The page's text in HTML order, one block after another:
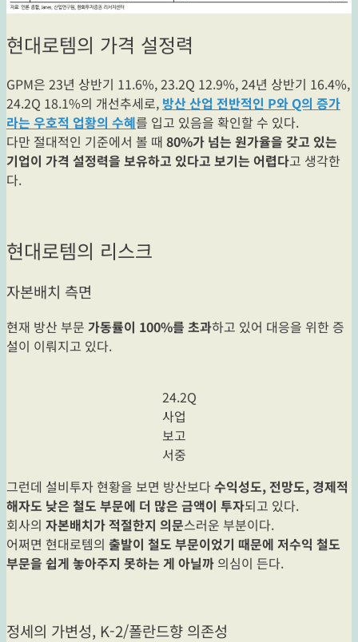
현대로템의 가격 설정력
GPM은 23년 상반기 11.6%, 23.2Q 12.9%, 24년 상반기 16.4%,
24.2Q 18.1%의 개선추세로, 방산 산업 전반적인 P와 Q의 증가
라는 우호적 업황의 수혜를 입고 있음을 확인할 수 있다.
다만 절대적인 기준에서 볼 때 80%가 넘는 원가율을 갖고 있는
기업이 가격 설정력을 보유하고 있다고 보기는 어렵다고 생각한
다.
현대로템의 리스크
자본배치 측면
현재 방산 부문 가동률이 100%를 초과하고 있어 대응을 위한 증
설이 이뤄지고 있다.
24.2Q
사업
보고
서중
그런데 설비투자 현황을 보면 방산보다수익성도, 전망도, 경제적
해자도 낮은 철도 부문에 더 많은 금액이 투자되고 있다.
회사의 자본배치가 적절한지 의문스러운 부분이다.
어쩌면 현대로템의 출발이 철도 부문이었기 때문에 저수익 철도
부문을 쉽게 놓아주지 못하는 게 아닐까 의심이 든다.
정세의 가변성, K-2/폴란드향 의존성